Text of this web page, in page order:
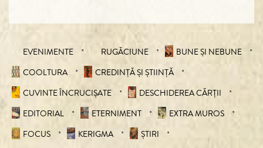
EVENIMENTE RUGĂCIUNE
BUNE ȘI NEBUNE
COOLTURA
CREDINȚĂ ȘI ȘTIINȚĂ
CUVINTE ÎNCRUCIŞATE
DESCHIDEREA CĂRȚII
EDITORIAL
ETERNIMENT
EXTRA MUROS
FOCUS
KERIGMA
ȘTIRI